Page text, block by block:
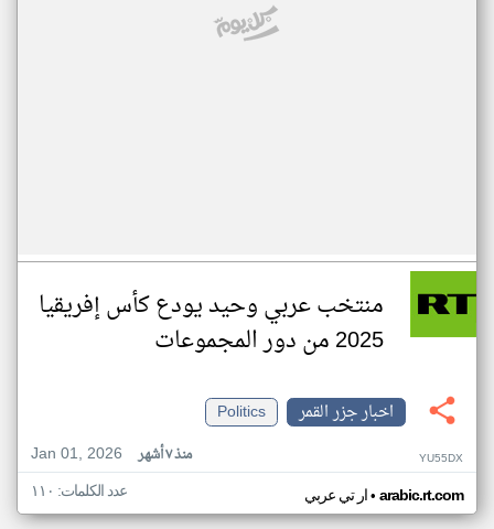
منتخب عربي وحيد يودع كأس إفريقيا
2025 من دور المجموعات
اخبار جزر القمر
Politics
Jan 01, 2026
منذ ٧ أشهر YU55DX
ار تي عربي• arabic.rt.com عدد الكلمات: ١١٠